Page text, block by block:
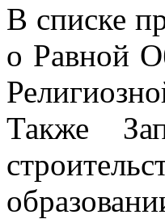
В списке
о Равной
Также